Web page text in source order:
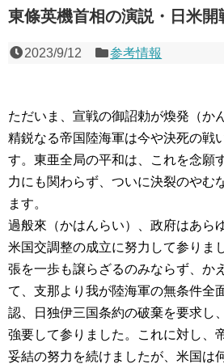
東條英機首相の演説・日米開
2023/9/12 参考情報
ただいま、宣戦の御詔勅が煥発（か
精鋭なる帝国陸海軍は今や決死の戦
す。東亜全局の平和は、これを念願
力にも関わらず、ついに決裂のやむ
ます。
過般來（かはんらい）、政府はあら
米国交調整の成立に努力して参りま
張を一歩も譲らざるのみならず、か
て、支那より我が陸海軍の無条件全
認、日独伊三国条約の破棄を要求し
強要して参りました。これに対し、
妥結の努力を続けましたが、米国は